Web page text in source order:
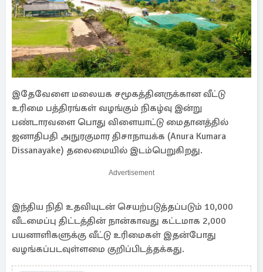
இதேவேளை மலையக சமூகத்தினருக்கான வீட்டு
உரிமை பத்திரங்கள் வழங்கும் நிகழ்வு இன்று
பண்டாரவளை பொது விளையாட்டு மைதானத்தில்
ஜனாதிபதி அநுரகுமார திசாநாயக்க (Anura Kumara
Dissanayake) தலைமையில் இடம்பெறுகிறது.
Advertisement
இந்திய நிதி உதவியுடன் செயற்படுத்தப்படும் 10,000
வீடமைப்பு திட்டத்தின் நான்காவது கட்டமாக 2,000
பயனாளிகளுக்கு வீட்டு உரிமைகள் இதன்போது
வழங்கப்படவுள்ளமை குறிப்பிடத்தக்கது.